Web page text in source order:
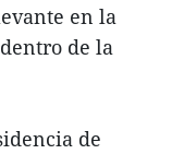
en la
de la
de